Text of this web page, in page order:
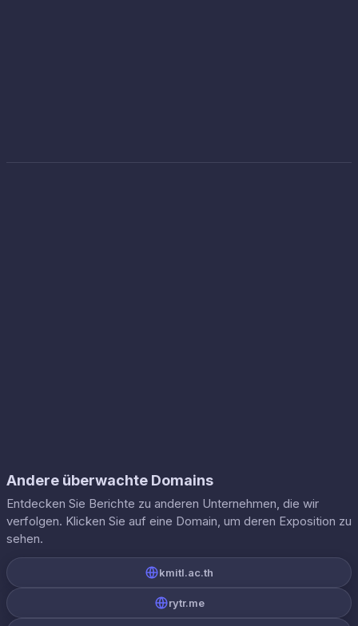
Andere überwachte Domains
Entdecken Sie Berichte zu anderen Unternehmen, die wir
verfolgen. Klicken Sie auf eine Domain, um deren Exposition zu
sehen.
kmitl.ac.th
rytr.me